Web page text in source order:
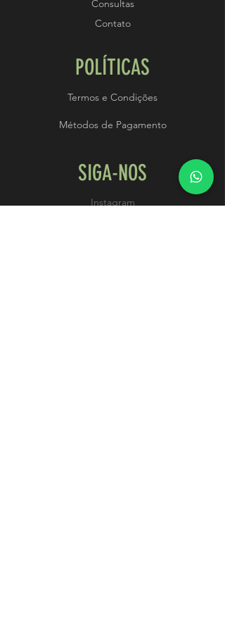
Consultas
Contato
POLÍTICAS
Termos e Condições
Métodos de Pagamento
SIGA-NOS
Instagram